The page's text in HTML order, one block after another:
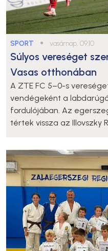
SPORT ● vasárnap, 09:10
Súlyos vereséget
Vasas otthonában
A ZTE FC 5–0-s
vendégeként a
fordulójában. Az
tértek vissza az Illovszky